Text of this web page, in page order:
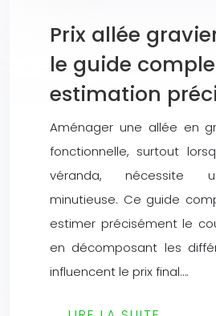
Prix allée
le guide
estimation
Aménager une allée en
fonctionnelle, surtout
véranda, nécessite
minutieuse. Ce guide
estimer précisément le
en décomposant les
influencent le prix final….